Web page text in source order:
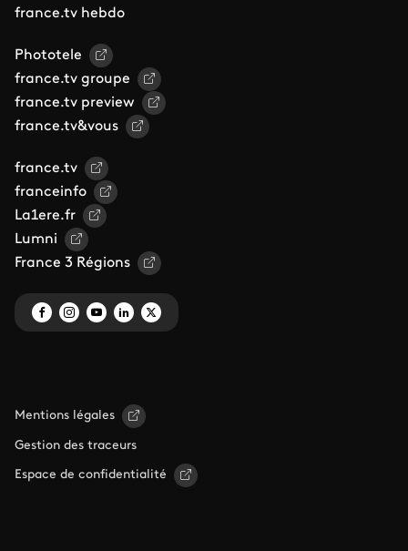
france.tv hebdo
Phototele
france.tv groupe
france.tv preview
france.tv&vous
france.tv
franceinfo
La1ere.fr
Lumni
France 3 Régions
Mentions légales
Gestion des traceurs
Espace de confidentialité